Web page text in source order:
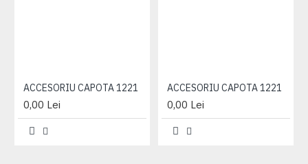
ACCESORIU CAPOTA 1221
0,00 Lei
ACCESORIU CAPOTA 1221
0,00 Lei